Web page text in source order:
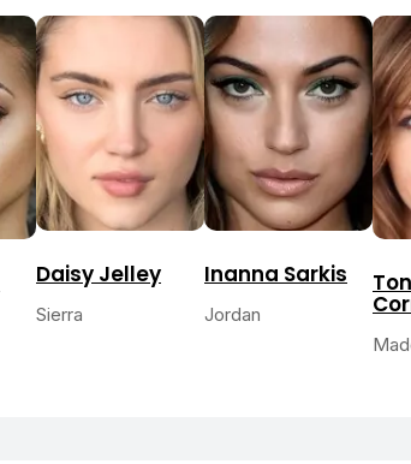
Daisy Jelley
Sierra
Inanna Sarkis
Jordan